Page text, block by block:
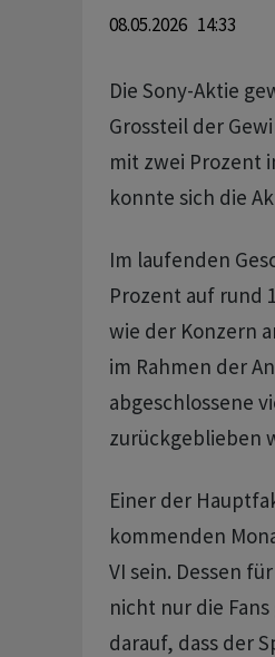
08.05.2026 14:33
Die Sony-Aktie
Grossteil der
mit zwei Prozent
konnte sich die
Im laufenden
Prozent auf rund
wie der Konzern
im Rahmen der
abgeschlossene
zurückgeblieben
Einer der
kommenden
VI sein. Dessen
nicht nur die
darauf, dass der